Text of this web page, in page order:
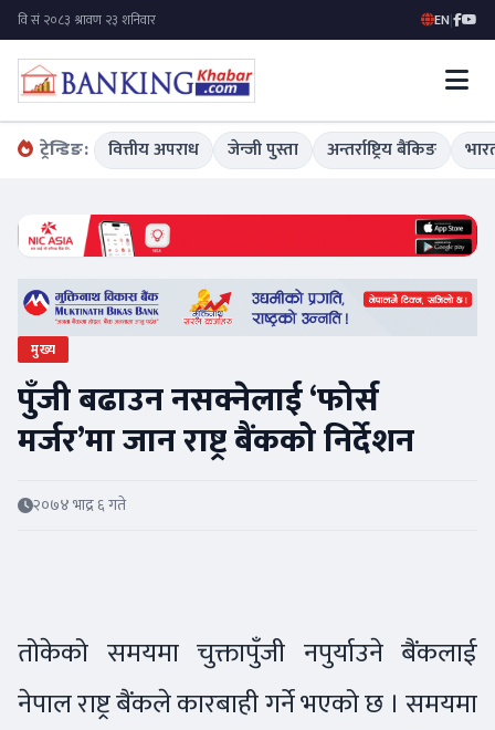
EN|
ट्रेन्डिङ: वित्तीय अपराध जेन्जी पुस्ता अन्तर्राष्ट्रिय बैंकिङ
मुख्य
पुँजी बढाउन नसक्नेलाई ‘फोर्स
मर्जर’मा जान राष्ट्र बैंकको निर्देशन
२०७४ भाद्र ६ गते
तोकेको समयमा चुक्तापुँजी नपुर्याउने बैंकलाई
नेपाल राष्ट्र बैंकले कारबाही गर्ने भएको छ । समयमा